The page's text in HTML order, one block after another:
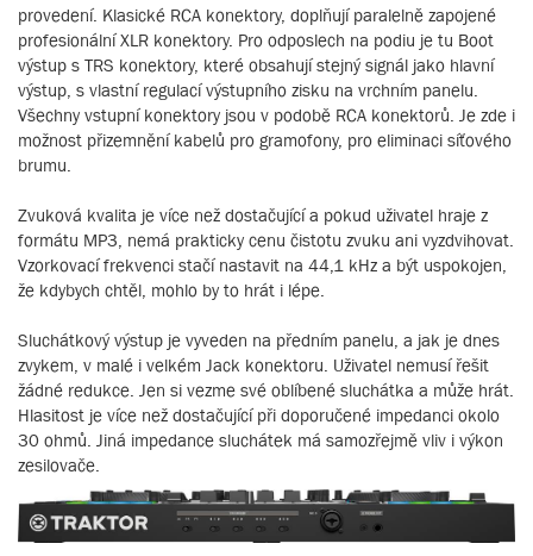
provedení. Klasické RCA konektory, doplňují paralelně zapojené
profesionální XLR konektory. Pro odposlech na podiu je tu Boot
výstup s TRS konektory, které obsahují stejný signál jako hlavní
výstup, s vlastní regulací výstupního zisku na vrchním panelu.
Všechny vstupní konektory jsou v podobě RCA konektorů. Je zde i
možnost přizemnění kabelů pro gramofony, pro eliminaci síťového
brumu.
Zvuková kvalita je více než dostačující a pokud uživatel hraje z
formátu MP3, nemá prakticky cenu čistotu zvuku ani vyzdvihovat.
Vzorkovací frekvenci stačí nastavit na 44,1 kHz a být uspokojen,
že kdybych chtěl, mohlo by to hrát i lépe.
Sluchátkový výstup je vyveden na předním panelu, a jak je dnes
zvykem, v malé i velkém Jack konektoru. Uživatel nemusí řešit
žádné redukce. Jen si vezme své oblíbené sluchátka a může hrát.
Hlasitost je více než dostačující při doporučené impedanci okolo
30 ohmů. Jiná impedance sluchátek má samozřejmě vliv i výkon
zesilovače.